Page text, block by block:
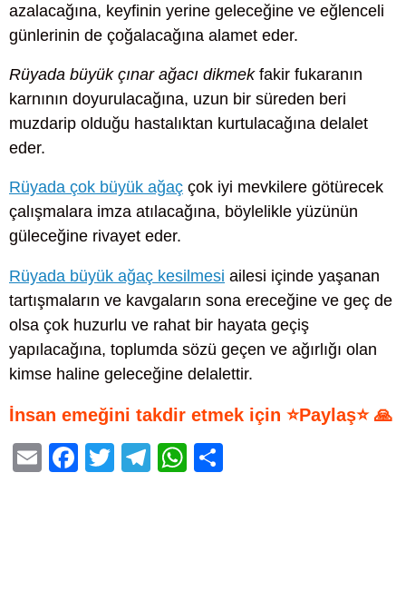
azalacağına, keyfinin yerine geleceğine ve eğlenceli
günlerinin de çoğalacağına alamet eder.
Rüyada büyük çınar ağacı dikmekfakir fukaranın
karnının doyurulacağına, uzun bir süreden beri
muzdarip olduğu hastalıktan kurtulacağına delalet
eder.
Rüyada çok büyük ağaç çok iyi mevkilere götürecek
çalışmalara imza atılacağına, böylelikle yüzünün
güleceğine rivayet eder.
Rüyada büyük ağaç kesilmesi ailesi içinde yaşanan
tartışmaların ve kavgaların sona ereceğine ve geç de
olsa çok huzurlu ve rahat bir hayata geçiş
yapılacağına, toplumda sözü geçen ve ağırlığı olan
kimse haline geleceğine delalettir.
İnsan emeğini takdir etmek için ⭐Paylaş⭐ 🙏
E
F
T
T
W